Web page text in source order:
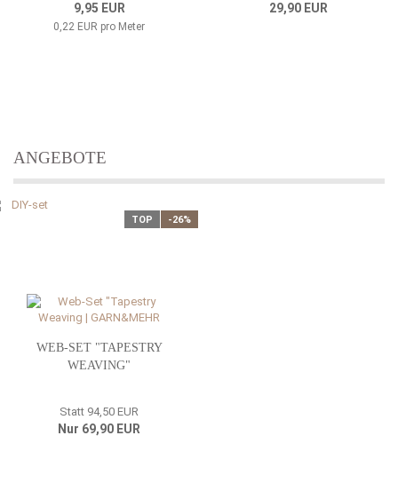
9,95 EUR
0,22 EUR pro Meter
29,90 EUR
ANGEBOTE
TOP -26%
WEB-SET "TAPESTRY
WEAVING"
Statt 94,50 EUR
Nur 69,90 EUR